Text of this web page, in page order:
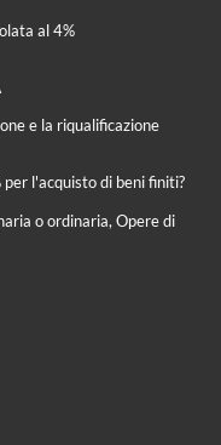
al 4%
e la riqualificazione
l'acquisto di beni finiti?
o ordinaria, Opere di